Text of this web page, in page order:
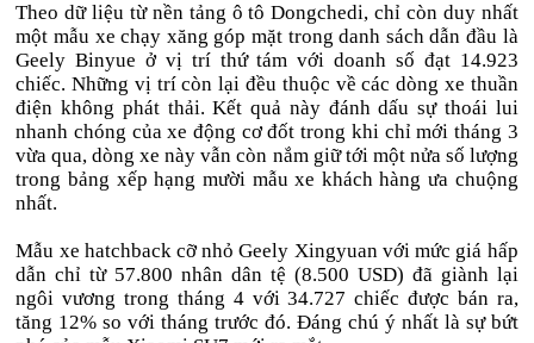
Theo dữ liệu từ nền tảng ô tô Dongchedi, chỉ còn duy nhất
một mẫu xe chạy xăng góp mặt trong danh sách dẫn đầu là
Geely Binyue ở vị trí thứ tám với doanh số đạt 14.923
chiếc. Những vị trí còn lại đều thuộc về các dòng xe thuần
điện không phát thải. Kết quả này đánh dấu sự thoái lui
nhanh chóng của xe động cơ đốt trong khi chỉ mới tháng 3
vừa qua, dòng xe này vẫn còn nắm giữ tới một nửa số lượng
trong bảng xếp hạng mười mẫu xe khách hàng ưa chuộng
nhất.
Mẫu xe hatchback cỡ nhỏ Geely Xingyuan với mức giá hấp
dẫn chỉ từ 57.800 nhân dân tệ (8.500 USD) đã giành lại
ngôi vương trong tháng 4 với 34.727 chiếc được bán ra,
tăng 12% so với tháng trước đó. Đáng chú ý nhất là sự bứt